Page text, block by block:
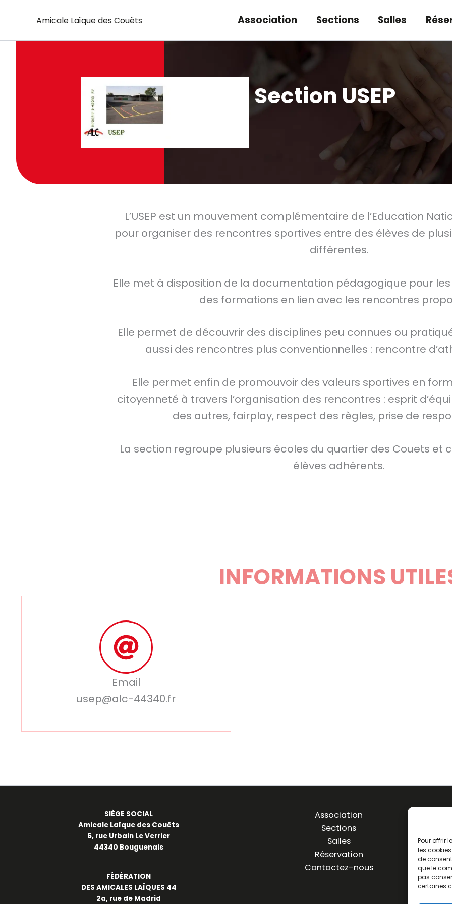
Pour offrir
les
de
que le
pas
certaines
contenu
Amicale Laïque des Couëts Association Sections Salles
Section USEP
L’USEP est un mouvement complémentaire de l’Education
pour organiser des rencontres sportives entre des élèves de
différentes.
Elle met à disposition de la documentation pédagogique pour
des formations en lien avec les rencontres
Elle permet de découvrir des disciplines peu connues ou
aussi des rencontres plus conventionnelles : rencontre
Elle permet enfin de promouvoir des valeurs sportives en
citoyenneté à travers l’organisation des rencontres : esprit
des autres, fairplay, respect des règles, prise de
La section regroupe plusieurs écoles du quartier des Couets et
élèves adhérents.
INFORMATIONS
Email
usep@alc-44340.fr
SIÈGE SOCIAL
Amicale Laïque des Couëts
6, rue Urbain Le Verrier
44340 Bouguenais
FÉDÉRATION
DES AMICALES LAÏQUES 44
2a, rue de Madrid
Association
Sections
Salles
Réservation
Contactez-nous